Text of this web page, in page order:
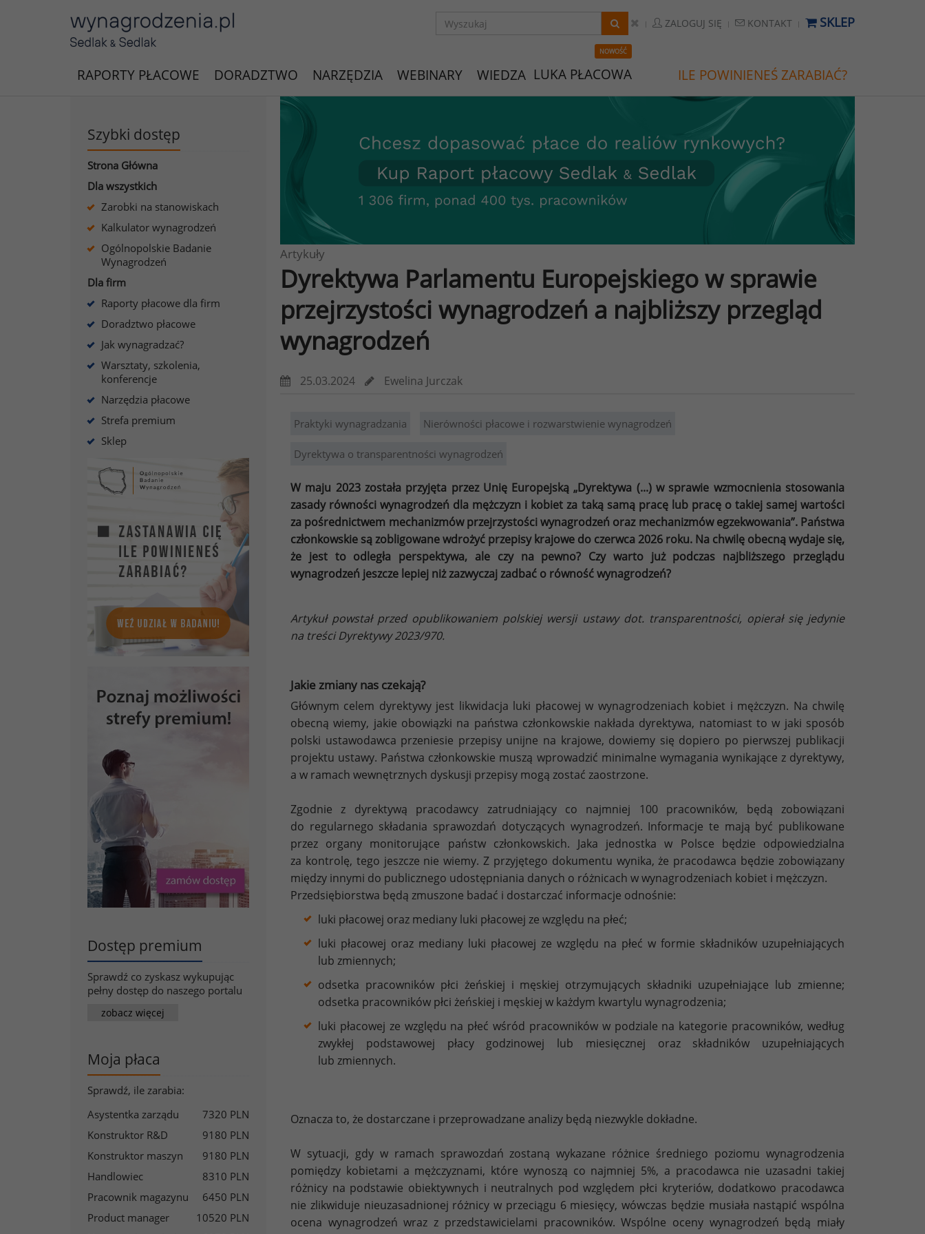
ZALOGUJ SIĘ KONTAKT SKLEP
RAPORTY PŁACOWE DORADZTWO NARZĘDZIA WEBINARY WIEDZA
NOWOŚĆ
LUKA PŁACOWA ILE POWINIENEŚ ZARABIAĆ?
Szybki dostęp
Strona Główna
Dla wszystkich
Zarobki na stanowiskach
Kalkulator wynagrodzeń
Ogólnopolskie Badanie
Wynagrodzeń
Dla firm
Raporty płacowe dla firm
Doradztwo płacowe
Jak wynagradzać?
Warsztaty, szkolenia,
konferencje
Narzędzia płacowe
Strefa premium
Sklep
Dostęp premium
Sprawdź co zyskasz wykupując
pełny dostęp do naszego portalu
zobacz więcej
Moja płaca
Sprawdź, ile zarabia:
Asystentka zarządu
7320 PLN
Konstruktor R&D
9180 PLN
Konstruktor maszyn
9180 PLN
Handlowiec
8310 PLN
Pracownik magazynu
6450 PLN
Product manager
10520 PLN
Artykuły
Dyrektywa Parlamentu Europejskiego w sprawie
przejrzystości wynagrodzeń a najbliższy przegląd
wynagrodzeń
25.03.2024 Ewelina Jurczak
Praktyki wynagradzania Nierówności płacowe i rozwarstwienie wynagrodzeń
Dyrektywa o transparentności wynagrodzeń
W maju 2023 została przyjęta przez Unię Europejską „Dyrektywa (...) w sprawie wzmocnienia stosowania
zasady równości wynagrodzeń dla mężczyzn i kobiet za taką samą pracę lub pracę o takiej samej wartości
za pośrednictwem mechanizmów przejrzystości wynagrodzeń oraz mechanizmów egzekwowania”. Państwa
członkowskie są zobligowane wdrożyć przepisy krajowe do czerwca 2026 roku. Na chwilę obecną wydaje się,
że jest to odległa perspektywa, ale czy na pewno? Czy warto już podczas najbliższego przeglądu
wynagrodzeń jeszcze lepiej niż zazwyczaj zadbać o równość wynagrodzeń?
Artykuł powstał przed opublikowaniem polskiej wersji ustawy dot. transparentności, opierał się jedynie
na treści Dyrektywy 2023/970.
Jakie zmiany nas czekają?
Głównym celem dyrektywy jest likwidacja luki płacowej w wynagrodzeniach kobiet i mężczyzn. Na chwilę
obecną wiemy, jakie obowiązki na państwa członkowskie nakłada dyrektywa, natomiast to w jaki sposób
polski ustawodawca przeniesie przepisy unijne na krajowe, dowiemy się dopiero po pierwszej publikacji
projektu ustawy. Państwa członkowskie muszą wprowadzić minimalne wymagania wynikające z dyrektywy,
a w ramach wewnętrznych dyskusji przepisy mogą zostać zaostrzone.
Zgodnie z dyrektywą pracodawcy zatrudniający co najmniej 100 pracowników, będą zobowiązani
do regularnego składania sprawozdań dotyczących wynagrodzeń. Informacje te mają być publikowane
przez organy monitorujące państw członkowskich. Jaka jednostka w Polsce będzie odpowiedzialna
za kontrolę, tego jeszcze nie wiemy. Z przyjętego dokumentu wynika, że pracodawca będzie zobowiązany
między innymi do publicznego udostępniania danych o różnicach w wynagrodzeniach kobiet i mężczyzn.
Przedsiębiorstwa będą zmuszone badać i dostarczać informacje odnośnie:
luki płacowej oraz mediany luki płacowej ze względu na płeć;
luki płacowej oraz mediany luki płacowej ze względu na płeć w formie składników uzupełniających
lub zmiennych;
odsetka pracowników płci żeńskiej i męskiej otrzymujących składniki uzupełniające lub zmienne;
odsetka pracowników płci żeńskiej i męskiej w każdym kwartylu wynagrodzenia;
luki płacowej ze względu na płeć wśród pracowników w podziale na kategorie pracowników, według
zwykłej podstawowej płacy godzinowej lub miesięcznej oraz składników uzupełniających
lub zmiennych.
Oznacza to, że dostarczane i przeprowadzane analizy będą niezwykle dokładne.
W sytuacji, gdy w ramach sprawozdań zostaną wykazane różnice średniego poziomu wynagrodzenia
pomiędzy kobietami a mężczyznami, które wynoszą co najmniej 5%, a pracodawca nie uzasadni takiej
różnicy na podstawie obiektywnych i neutralnych pod względem płci kryteriów, dodatkowo pracodawca
nie zlikwiduje nieuzasadnionej różnicy w przeciągu 6 miesięcy, wówczas będzie musiała nastąpić wspólna
ocena wynagrodzeń wraz z przedstawicielami pracowników. Wspólne oceny wynagrodzeń będą miały